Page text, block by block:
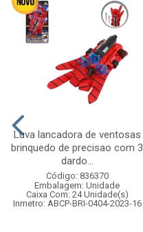
Luva lancadora de ventosas
brinquedo de precisao com 3
dardo...
Código: 836370
Embalagem: Unidade
Caixa Com: 24 Unidade(s)
Inmetro: ABCP-BRI-0404-2023-16